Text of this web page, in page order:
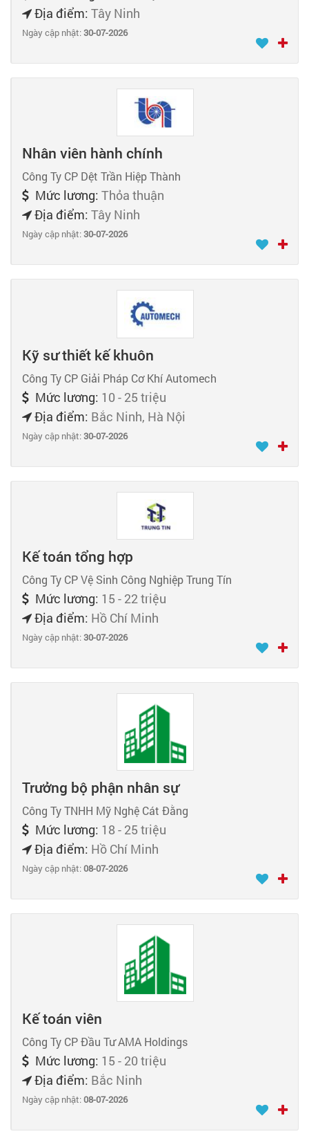
Địa điểm: Tây Ninh
Ngày cập nhật:30-07-2026
Nhân viên hành chính
Công Ty CP Dệt Trần Hiệp Thành
Mức lương: Thỏa thuận
Địa điểm: Tây Ninh
Ngày cập nhật:30-07-2026
Kỹ sư thiết kế khuôn
Công Ty CP Giải Pháp Cơ Khí Automech
Mức lương: 10 - 25 triệu
Địa điểm: Bắc Ninh, Hà Nội
Ngày cập nhật:30-07-2026
Kế toán tổng hợp
Công Ty CP Vệ Sinh Công Nghiệp Trung Tín
Mức lương: 15 - 22 triệu
Địa điểm: Hồ Chí Minh
Ngày cập nhật:30-07-2026
Trưởng bộ phận nhân sự
Công Ty TNHH Mỹ Nghệ Cát Đằng
Mức lương: 18 - 25 triệu
Địa điểm: Hồ Chí Minh
Ngày cập nhật:08-07-2026
Kế toán viên
Công Ty CP Đầu Tư AMA Holdings
Mức lương: 15 - 20 triệu
Địa điểm: Bắc Ninh
Ngày cập nhật:08-07-2026